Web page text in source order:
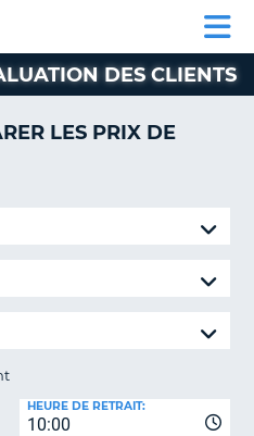
CLIENT
DES CLIENTS
LES PRIX DE
10:00
HEURE DE RETRAIT: